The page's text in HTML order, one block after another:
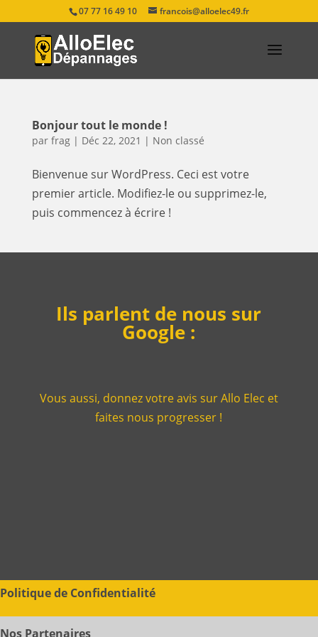
07 77 16 49 10 francois@alloelec49.fr
Bonjour tout le monde !
par frag| Déc 22, 2021 | Non classé
Bienvenue sur WordPress. Ceci est votre
premier article. Modifiez-le ou supprimez-le,
puis commencez à écrire !
Ils parlent de nous sur
Google :
Vous aussi, donnez votre avis sur Allo Elec et
faites nous progresser !
Politique de Confidentialité
Nos Partenaires